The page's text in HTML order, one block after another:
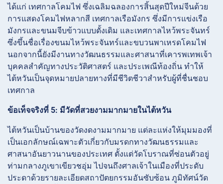
ได้แก่ เทศกาลโคมไฟ ซึ่งเฉลิมฉลองการสิ้นสุดปีใหม่จีนด้วย
การแสดงโคมไฟหลากสี เทศกาลเรือมังกร ซึ่งมีการแข่งเรือ
มังกรและขนมจีบข้าวแบบดั้งเดิม และเทศกาลไหว้พระจันทร์
ซึ่งขึ้นชื่อเรื่องขนมไหว้พระจันทร์และขบวนพาเหรดโคมไฟ
นอกจากนี้ยังมีงานทางวัฒนธรรมและศาสนาที่เคารพเทพเจ้า
บุคคลสำคัญทางประวัติศาสตร์ และประเพณีท้องถิ่น ทำให้
ไต้หวันเป็นจุดหมายปลายทางที่มีชีวิตชีวาสำหรับผู้ที่ชื่นชอบ
เทศกาล
ข้อเท็จจริงที่ 5: มีวัดที่สวยงามมากมายในไต้หวัน
ไต้หวันเป็นบ้านของวัดงดงามมากมาย แต่ละแห่งให้มุมมองที่
เป็นเอกลักษณ์เฉพาะตัวเกี่ยวกับมรดกทางวัฒนธรรมและ
ศาสนาอันยาวนานของประเทศ ตั้งแต่วัดโบราณที่ซ่อนตัวอยู่
ท่ามกลางภูเขาเขียวชอุ่ม ไปจนถึงศาลเจ้าในเมืองที่ประดับ
ประดาด้วยรายละเอียดสถาปัตยกรรมอันซับซ้อน ภูมิทัศน์วัด